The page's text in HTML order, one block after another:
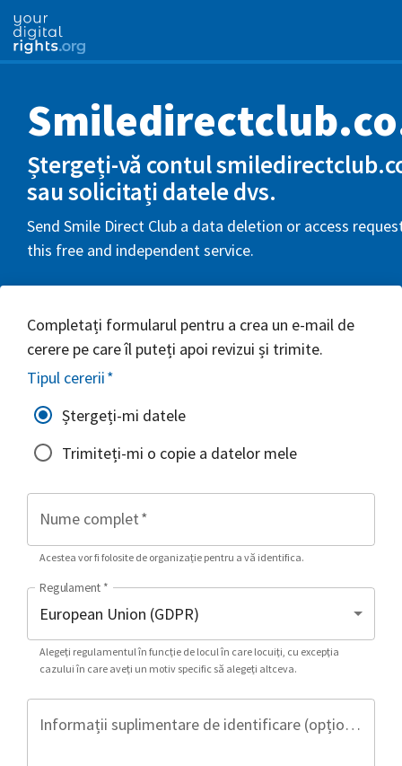
Ștergeți-vă contul
sau solicitați datele dvs.
Send Smile Direct Club a data deletion or access
this free and independent service.
Completați formularul pentru a crea un e-mail de
cerere pe care îl puteți apoi revizui și trimite.
Tipul cererii*
Ștergeți-mi datele
Trimiteți-mi o copie a datelor mele
Nume complet*
Acestea vor fi folosite de organizație pentru a vă identifica.
Regulament *
Alegeți regulamentul în funcție de locul în care locuiți, cu excepția
cazului în care aveți un motiv specific să alegeți altceva.
Informații suplimentare de identificare (opțional)